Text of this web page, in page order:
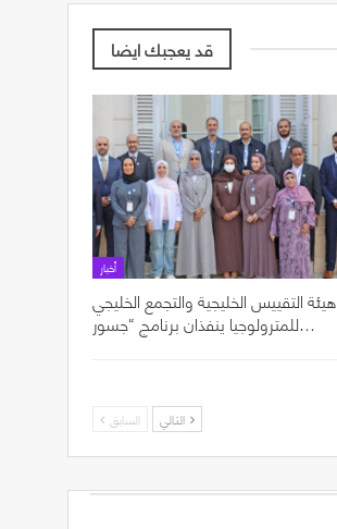
قد يعجبك ايضا
أخبار
هيئة التقييس الخليجية والتجمع الخليجي
للمترولوجيا ينفذان برنامج “جسور…
السابق